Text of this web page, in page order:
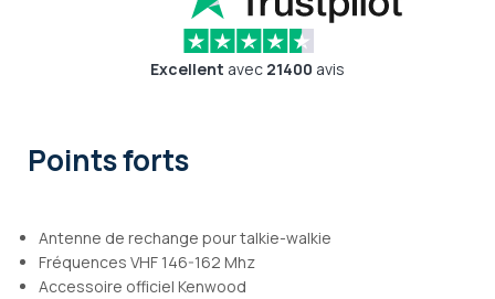
Excellent avec 21400 avis
Points forts
Antenne de rechange pour talkie-walkie
Fréquences VHF 146-162 Mhz
Accessoire officiel Kenwood